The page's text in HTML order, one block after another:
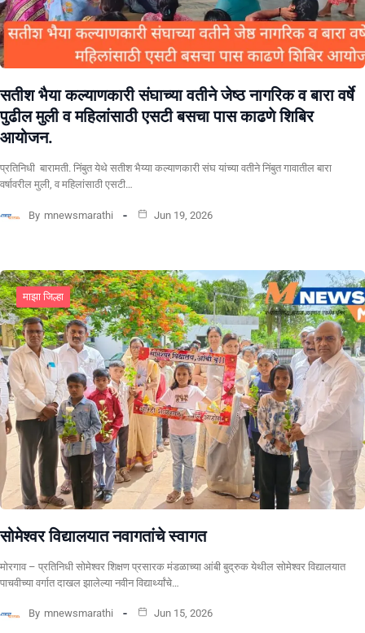
सतीश भैया कल्याणकारी संघाच्या वतीने जेष्ठ नागरिक व बारा वर्षे
पुढील मुली व महिलांसाठी एसटी बसचा पास काढणे शिबिर
आयोजन.
प्रतिनिधी बारामती. निंबुत येथे सतीश भैय्या कल्याणकारी संघ यांच्या वतीने निंबुत गावातील बारा
वर्षावरील मुली, व महिलांसाठी एसटी…
By mnewsmarathi Jun 19, 2026
माझा जिल्हा
सोमेश्वर विद्यालयात नवागतांचे स्वागत
मोरगाव – प्रतिनिधी सोमेश्वर शिक्षण प्रसारक मंडळाच्या आंबी बुद्रुक येथील सोमेश्वर विद्यालयात
पाचवीच्या वर्गात दाखल झालेल्या नवीन विद्यार्थ्यांचे…
By mnewsmarathi Jun 15, 2026